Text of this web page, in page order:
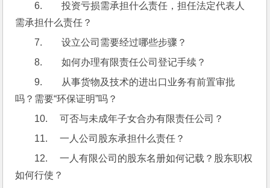
6.        投资亏损需承担什么责任，担任法定代表人
需承担什么责任？
7.        设立公司需要经过哪些步骤？
8.        如何办理有限责任公司登记手续？
9.        从事货物及技术的进出口业务有前置审批
吗？需要“环保证明”吗？
10.     可否与未成年子女合办有限责任公司？
11.     一人公司股东承担什么责任？
12.     一人有限公司的股东名册如何记载？股东职权
如何行使？